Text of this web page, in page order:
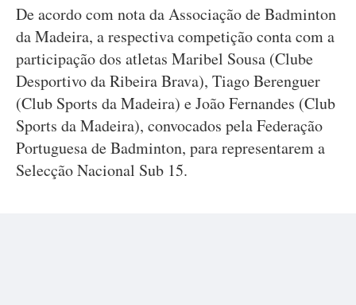
De acordo com nota da Associação de Badminton
da Madeira, a respectiva competição conta com a
participação dos atletas Maribel Sousa (Clube
Desportivo da Ribeira Brava), Tiago Berenguer
(Club Sports da Madeira) e João Fernandes (Club
Sports da Madeira), convocados pela Federação
Portuguesa de Badminton, para representarem a
Selecção Nacional Sub 15.